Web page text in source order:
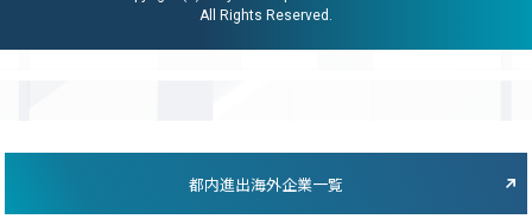
All Rights Reserved.
都内進出海外企業一覧